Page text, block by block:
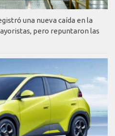
una nueva caída en la
pero repuntaron las